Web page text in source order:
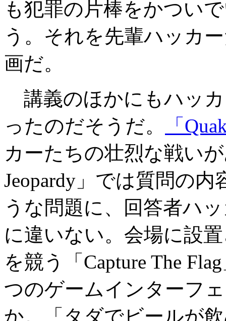
も犯罪の片棒をかつい
う。それを先輩ハッカ
画だ。
講義のほかにもハッ
ったのだそうだ。
「
カーたちの壮烈な戦い
Jeopardy」では質問の
うな問題に、回答者ハ
に違いない。会場に設
を競う「Capture The
つのゲームインターフ
か。「タダでビールが